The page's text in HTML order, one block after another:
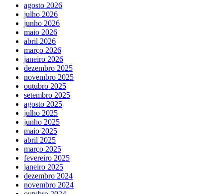
agosto 2026
julho 2026
junho 2026
maio 2026
abril 2026
março 2026
janeiro 2026
dezembro 2025
novembro 2025
outubro 2025
setembro 2025
agosto 2025
julho 2025
junho 2025
maio 2025
abril 2025
março 2025
fevereiro 2025
janeiro 2025
dezembro 2024
novembro 2024